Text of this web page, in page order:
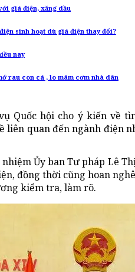
giá điện, xăng dầu
sinh hoạt dù giá điện thay đổi?
nay
rau con cá , lo mâm cơm nhà dân
Quốc hội cho ý kiến về
liên quan đến ngành điện
Ủy ban Tư pháp Lê
đồng thời cũng hoan
kiểm tra, làm rõ.